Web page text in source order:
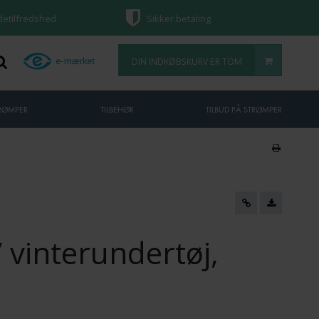
Sikker betaling
DIN INDKØBSKURV ER TOM
TILBEHØR TILBUD PÅ STRØMPER
vinterundertøj,